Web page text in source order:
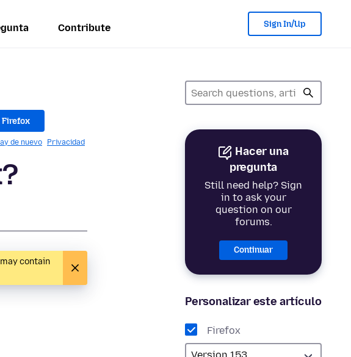
Contribute Sign In/Up
Hacer una
pregunta
Still need help? Sign
in to ask your
question on our
forums.
Continuar
Personalizar este artículo
Firefox
Firefox
de nuevo Privacidad
contain